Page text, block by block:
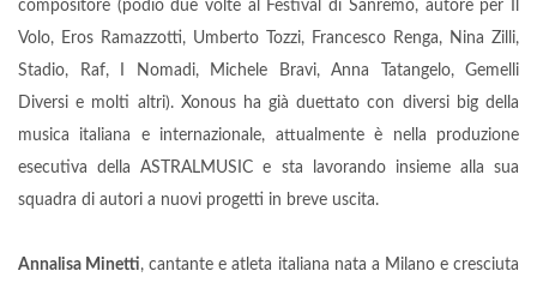
compositore (podio due volte al Festival di Sanremo, autore per Il
Volo, Eros Ramazzotti, Umberto Tozzi, Francesco Renga, Nina Zilli,
Stadio, Raf, I Nomadi, Michele Bravi, Anna Tatangelo, Gemelli
Diversi e molti altri). Xonous ha già duettato con diversi big della
musica italiana e internazionale, attualmente è nella produzione
esecutiva della ASTRALMUSIC e sta lavorando insieme alla sua
squadra di autori a nuovi progetti in breve uscita.
Annalisa Minetti, cantante e atleta italiana nata a Milano e cresciuta